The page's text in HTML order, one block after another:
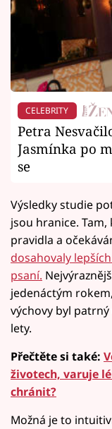
CELEBRITY
Petra
Jasmínka po
se
Výsledky studie
jsou hranice.
pravidla a
dosahovaly
psaní.
jedenáctým
výchovy byl
lety.
Přečtěte si také:
životech, varuje
chránit?
Možná je to